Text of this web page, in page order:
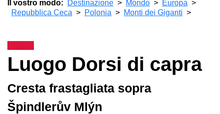
Il vostro modo: Destinazione Mondo
Europa
Repubblica Ceca
Polonia Monti dei Giganti
Luogo Dorsi di capra
Cresta frastagliata sopra
Špindlerův Mlýn